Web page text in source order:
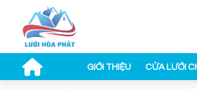
GIỚI THIỆU CỬA LƯỚI